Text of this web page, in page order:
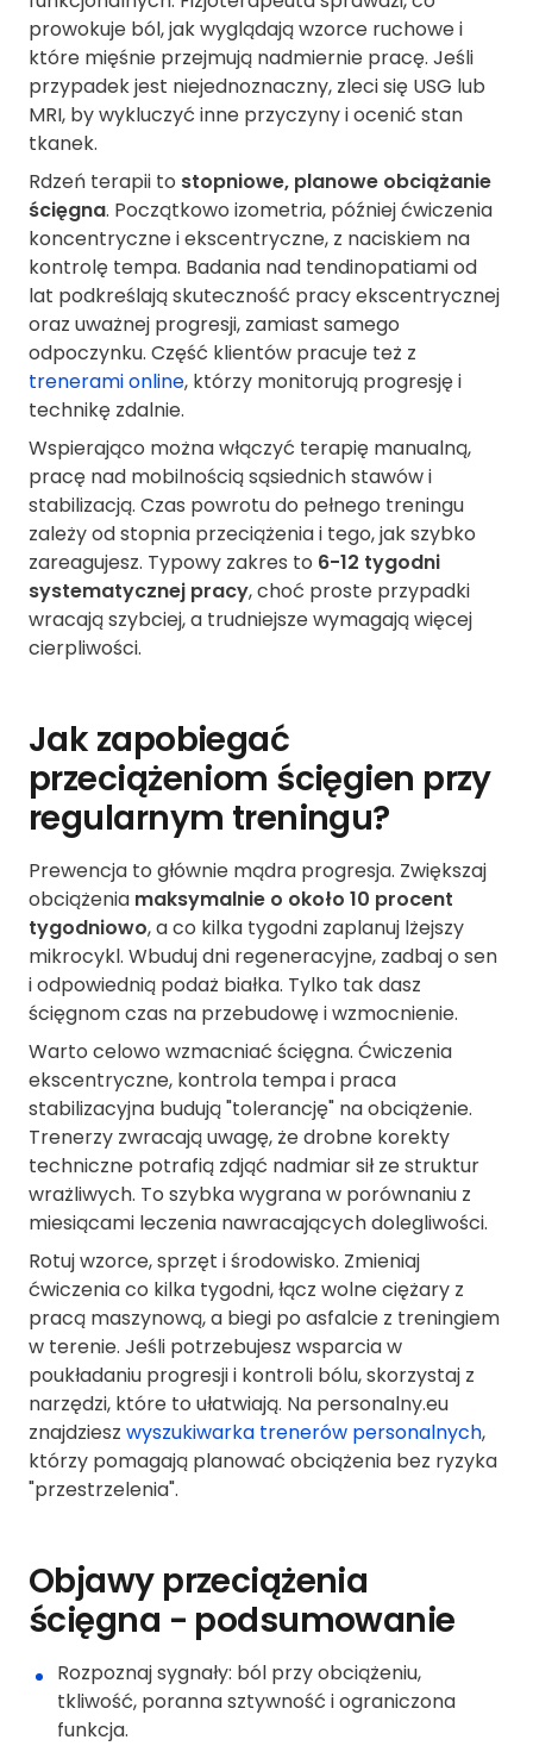
prowokuje ból, jak wyglądają wzorce ruchowe i
które mięśnie przejmują nadmiernie pracę. Jeśli
przypadek jest niejednoznaczny, zleci się USG lub
MRI, by wykluczyć inne przyczyny i ocenić stan
tkanek.
Rdzeń terapii to stopniowe, planowe obciążanie
ścięgna. Początkowo izometria, później ćwiczenia
koncentryczne i ekscentryczne, z naciskiem na
kontrolę tempa. Badania nad tendinopatiami od
lat podkreślają skuteczność pracy ekscentrycznej
oraz uważnej progresji, zamiast samego
odpoczynku. Część klientów pracuje też z
trenerami online, którzy monitorują progresję i
technikę zdalnie.
Wspierająco można włączyć terapię manualną,
pracę nad mobilnością sąsiednich stawów i
stabilizacją. Czas powrotu do pełnego treningu
zależy od stopnia przeciążenia i tego, jak szybko
zareagujesz. Typowy zakres to 6-12 tygodni
systematycznej pracy, choć proste przypadki
wracają szybciej, a trudniejsze wymagają więcej
cierpliwości.
Jak zapobiegać
przeciążeniom ścięgien przy
regularnym treningu?
Prewencja to głównie mądra progresja. Zwiększaj
obciążenia maksymalnie o około 10 procent
tygodniowo, a co kilka tygodni zaplanuj lżejszy
mikrocykl. Wbuduj dni regeneracyjne, zadbaj o sen
i odpowiednią podaż białka. Tylko tak dasz
ścięgnom czas na przebudowę i wzmocnienie.
Warto celowo wzmacniać ścięgna. Ćwiczenia
ekscentryczne, kontrola tempa i praca
stabilizacyjna budują "tolerancję" na obciążenie.
Trenerzy zwracają uwagę, że drobne korekty
techniczne potrafią zdjąć nadmiar sił ze struktur
wrażliwych. To szybka wygrana w porównaniu z
miesiącami leczenia nawracających dolegliwości.
Rotuj wzorce, sprzęt i środowisko. Zmieniaj
ćwiczenia co kilka tygodni, łącz wolne ciężary z
pracą maszynową, a biegi po asfalcie z treningiem
w terenie. Jeśli potrzebujesz wsparcia w
poukładaniu progresji i kontroli bólu, skorzystaj z
narzędzi, które to ułatwiają. Na personalny.eu
znajdziesz wyszukiwarka trenerów personalnych,
którzy pomagają planować obciążenia bez ryzyka
"przestrzelenia".
Objawy przeciążenia
ścięgna - podsumowanie
Rozpoznaj sygnały: ból przy obciążeniu,
tkliwość, poranna sztywność i ograniczona
funkcja.